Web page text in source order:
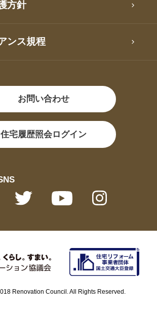
方針
ンス規程
お問い合わせ
住宅履歴照会ログイン
Renovation Council. All Rights Reserved.